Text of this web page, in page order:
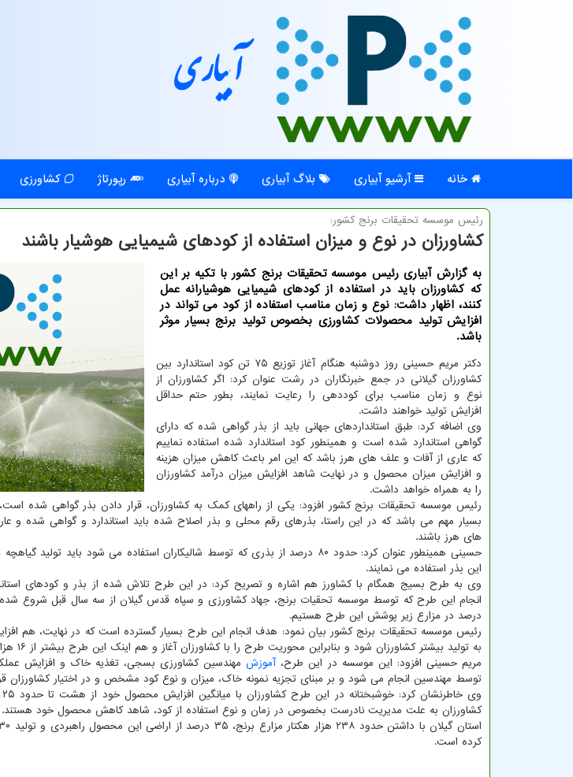
آبیاری
خانه آرشیو آبیاری بلاگ آبیاری درباره آبیاری رپورتاژ کشاورزی
رئیس موسسه تحقیقات برنج كشور:
كشاورزان در نوع و میزان استفاده از كودهای شیمیایی هوشیار باشند
به گزارش آبیاری رئیس موسسه تحقیقات برنج کشور با تکیه بر این
که کشاورزان باید در استفاده از کودهای شیمیایی هوشیارانه عمل
کنند، اظهار داشت: نوع و زمان مناسب استفاده از کود می تواند در
افزایش تولید محصولات کشاورزی بخصوص تولید برنج بسیار موثر
باشد.
دکتر مریم حسینی روز دوشنبه هنگام آغاز توزیع ۷۵ تن کود استاندارد بین
کشاورزان گیلانی در جمع خبرنگاران در رشت عنوان کرد: اگر کشاورزان از
نوع و زمان مناسب برای کوددهی را رعایت نمایند، بطور حتم حداقل
افزایش تولید خواهند داشت.
وی اضافه کرد: طبق استانداردهای جهانی باید از بذر گواهی شده که دارای
گواهی استاندارد شده است و همینطور کود استاندارد شده استفاده نماییم
که عاری از آفات و علف های هرز باشد که این امر باعث کاهش میزان هزینه
و افزایش میزان محصول و در نهایت شاهد افزایش میزان درآمد کشاورزان
را به همراه خواهد داشت.
رئیس موسسه تحقیقات برنج کشور افزود: یکی از راههای کمک به کشاورزان، قرار دادن بذر گواهی شده است،
بسیار مهم می باشد که در این راستا، بذرهای رقم محلی و بذر اصلاح شده باید استاندارد و گواهی شده و
های هرز باشند.
این بذر استفاده می نمایند.
وی به طرح بسیج همگام با کشاورز هم اشاره و تصریح کرد: در این طرح تلاش شده از بذر و کودهای
درصد در مزارع زیر پوشش این طرح هستیم.
رئیس موسسه تحقیقات برنج کشور بیان نمود: هدف انجام این طرح بسیار گسترده است که در نهایت، هم
به تولید بیشتر کشاورزان شود و بنابراین محوریت طرح را با کشاورزان آغاز و هم اینک این طرح بیشتر از ۱۶ هزار کشاورز را زیر پوشش قرار می دهد.
مریم حسینی افزود: این موسسه در این طرح،آموزشمهندسین کشاورزی بسجی، تغذیه خاک و افزایش
توسط مهندسین انجام می شود و بر مبنای تجزیه نمونه خاک، میزان و نوع کود مشخص و در اختیار کشاورزان
کشاورزان به علت مدیریت نادرست بخصوص در زمان و نوع استفاده از کود، شاهد کاهش محصول خود هستند.
کرده است.